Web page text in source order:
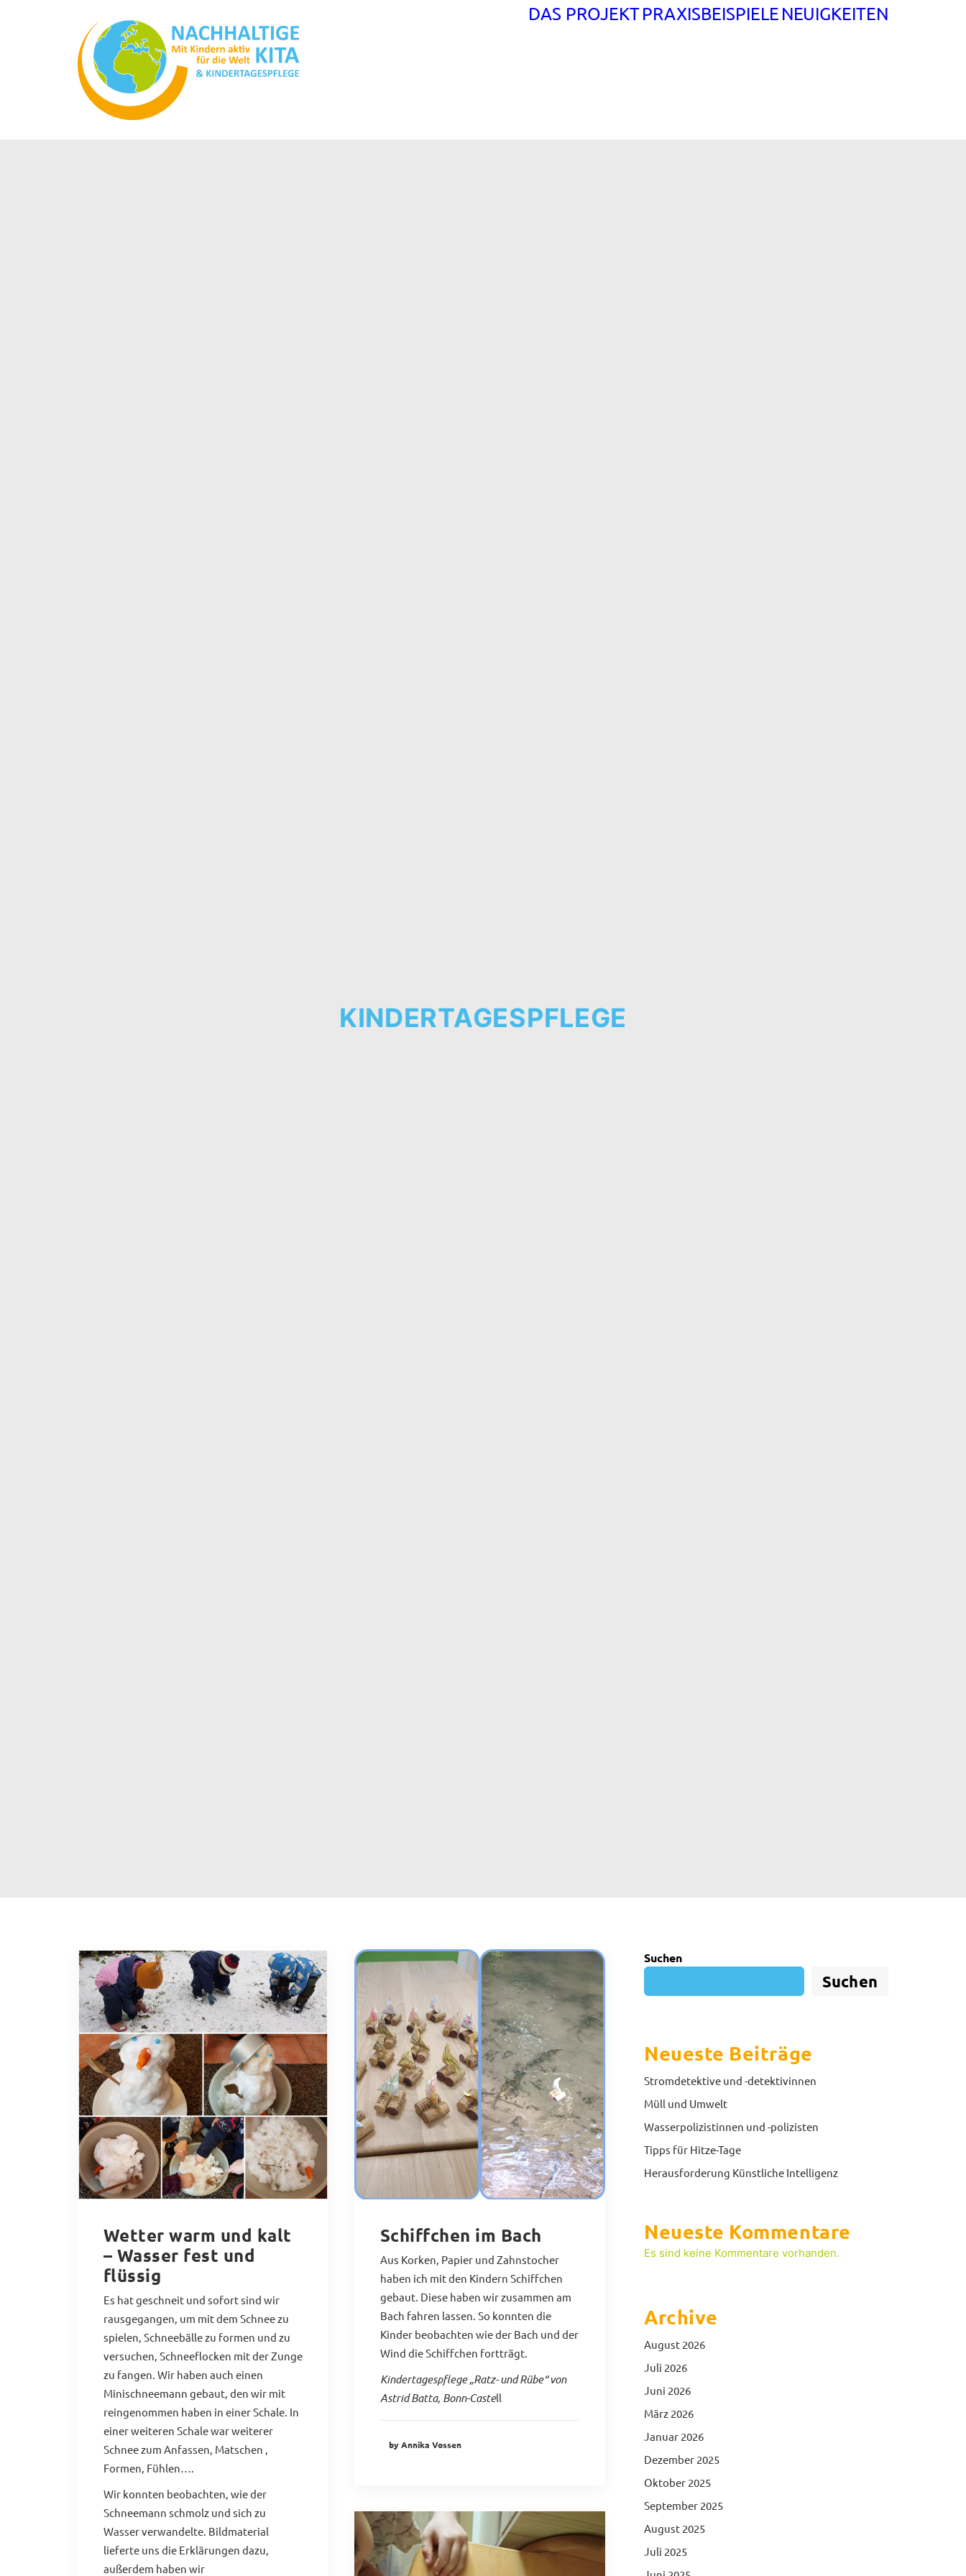
DAS PROJEKTPRAXISBEISPIELE NEUIGKEITEN
KINDERTAGESPFLEGE
Wetter warm und kalt
– Wasser fest und
flüssig
Es hat geschneit und sofort sind wir
rausgegangen, um mit dem Schnee zu
spielen, Schneebälle zu formen und zu
versuchen, Schneeflocken mit der Zunge
zu fangen. Wir haben auch einen
Minischneemann gebaut, den wir mit
reingenommen haben in einer Schale. In
einer weiteren Schale war weiterer
Schnee zum Anfassen, Matschen ,
Formen, Fühlen….
Wir konnten beobachten, wie der
Schneemann schmolz und sich zu
Wasser verwandelte. Bildmaterial
lieferte uns die Erklärungen dazu,
außerdem haben wir
Schiffchen im Bach
Aus Korken, Papier und Zahnstocher
haben ich mit den Kindern Schiffchen
gebaut. Diese haben wir zusammen am
Bach fahren lassen. So konnten die
Kinder beobachten wie der Bach und der
Wind die Schiffchen fortträgt.
Kindertagespflege „Ratz- und Rübe“ von
Astrid Batta, Bonn-Castell
by Annika Vossen
Suchen
Suchen
Neueste Beiträge
Stromdetektive und -detektivinnen
Müll und Umwelt
Wasserpolizistinnen und -polizisten
Tipps für Hitze-Tage
Herausforderung Künstliche Intelligenz
Neueste Kommentare
Es sind keine Kommentare vorhanden.
Archive
August 2026
Juli 2026
Juni 2026
März 2026
Januar 2026
Dezember 2025
Oktober 2025
September 2025
August 2025
Juli 2025